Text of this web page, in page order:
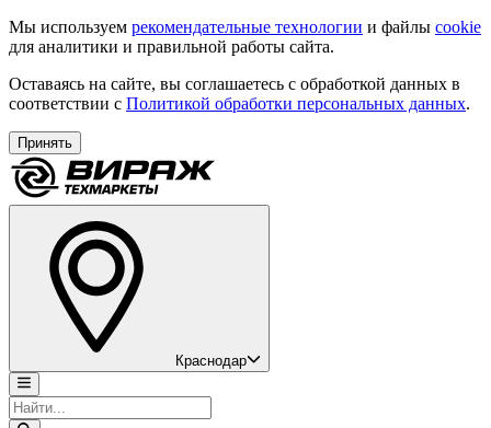
Мы используем рекомендательные технологии и файлы cookie
для аналитики и правильной работы сайта.
Оставаясь на сайте, вы соглашаетесь с обработкой данных в
соответствии с Политикой обработки персональных данных.
Принять
Краснодар